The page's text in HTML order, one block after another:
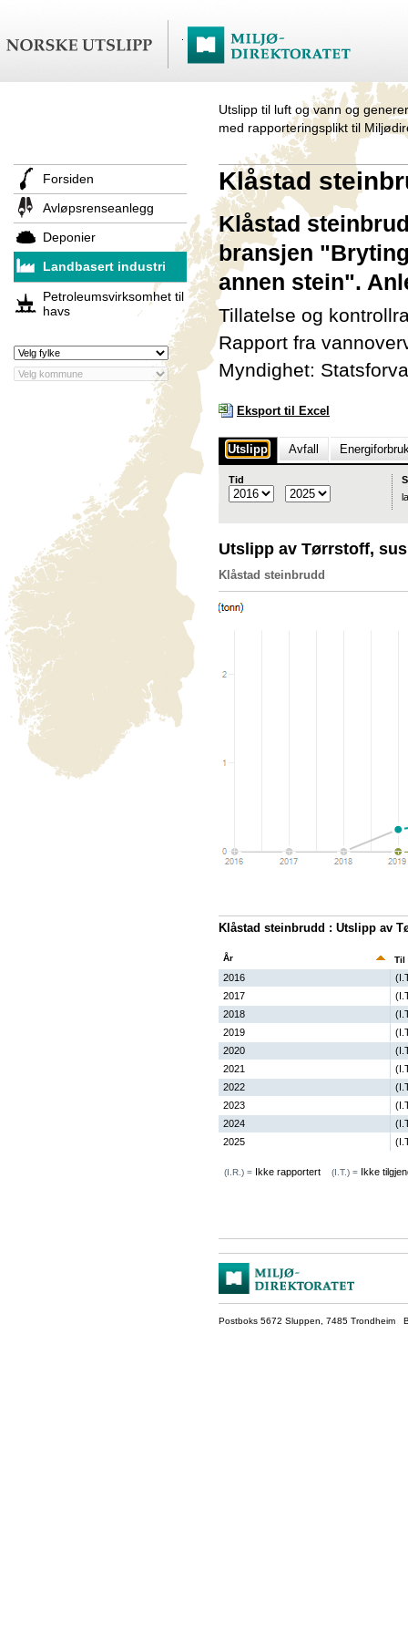
Utslipp til luft og vann og
med rapporteringsplikt til
Forsiden
Avløpsrenseanlegg
Deponier
Landbasert industri
Petroleumsvirksomhet til
havs
Klåstad
Klåstad
bransjen
annen stein".
Tillatelse og
Rapport fra
Myndighet:
Eksport til Excel
Utslipp Avfall
Tid
Utslipp av Tørrstoff,
Klåstad steinbrudd
Klåstad steinbrudd : Utslipp av
År
2016
2017
2018
2019
2020
2021
2022
2023
2024
2025
(I.R.) = Ikke rapportert (I.T.) = Ikke
Postboks 5672 Sluppen, 7485 Trondheim